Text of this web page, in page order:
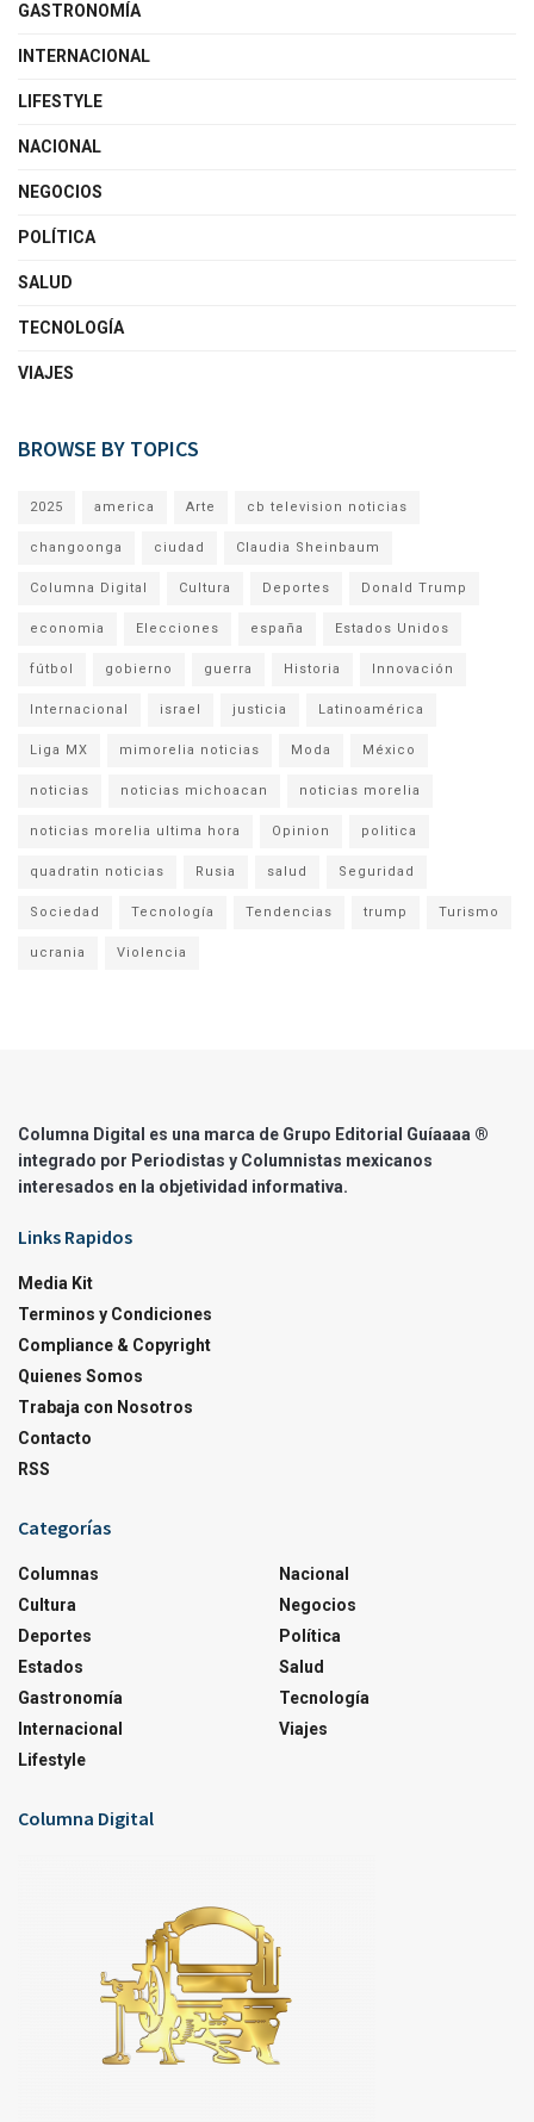
GASTRONOMÍA
INTERNACIONAL
LIFESTYLE
NACIONAL
NEGOCIOS
POLÍTICA
SALUD
TECNOLOGÍA
VIAJES
BROWSE BY TOPICS
2025 america Arte cb television noticias
changoonga ciudad Claudia Sheinbaum
Columna Digital Cultura Deportes Donald Trump
economia Elecciones españa Estados Unidos
fútbol gobierno guerra Historia Innovación
Internacional israel justicia Latinoamérica
Liga MX mimorelia noticias Moda México
noticias noticias michoacan noticias morelia
noticias morelia ultima hora Opinion politica
quadratin noticias Rusia salud Seguridad
Sociedad Tecnología Tendencias trump Turismo
ucrania Violencia
Columna Digital es una marca de Grupo Editorial Guíaaaa ®
integrado por Periodistas y Columnistas mexicanos
interesados en la objetividad informativa.
Links Rapidos
Media Kit
Terminos y Condiciones
Compliance & Copyright
Quienes Somos
Trabaja con Nosotros
Contacto
RSS
Categorías
Columnas
Cultura
Deportes
Estados
Gastronomía
Internacional
Lifestyle
Nacional
Negocios
Política
Salud
Tecnología
Viajes
Columna Digital